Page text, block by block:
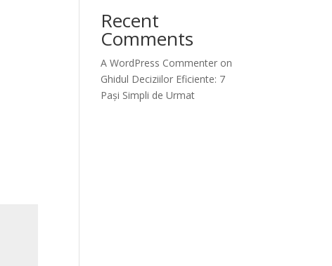
Recent
Comments
A WordPress Commenter on
Ghidul Deciziilor Eficiente: 7
Pași Simpli de Urmat